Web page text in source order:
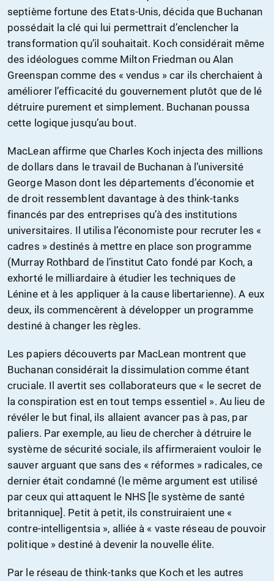
septième fortune des Etats-Unis, décida que Buchanan
possédait la clé qui lui permettrait d’enclencher la
transformation qu’il souhaitait. Koch considérait même
des idéologues comme Milton Friedman ou Alan
Greenspan comme des « vendus » car ils cherchaient à
améliorer l’efficacité du gouvernement plutôt que de lé
détruire purement et simplement. Buchanan poussa
cette logique jusqu’au bout.
MacLean affirme que Charles Koch injecta des millions
de dollars dans le travail de Buchanan à l’université
George Mason dont les départements d’économie et
de droit ressemblent davantage à des think-tanks
financés par des entreprises qu’à des institutions
universitaires. Il utilisa l’économiste pour recruter les «
cadres » destinés à mettre en place son programme
(Murray Rothbard de l’institut Cato fondé par Koch, a
exhorté le milliardaire à étudier les techniques de
Lénine et à les appliquer à la cause libertarienne). A eux
deux, ils commencèrent à développer un programme
destiné à changer les règles.
Les papiers découverts par MacLean montrent que
Buchanan considérait la dissimulation comme étant
cruciale. Il avertit ses collaborateurs que « le secret de
la conspiration est en tout temps essentiel ». Au lieu de
révéler le but final, ils allaient avancer pas à pas, par
paliers. Par exemple, au lieu de chercher à détruire le
système de sécurité sociale, ils affirmeraient vouloir le
sauver arguant que sans des « réformes » radicales, ce
dernier était condamné (le même argument est utilisé
par ceux qui attaquent le NHS [le système de santé
britannique]. Petit à petit, ils construiraient une «
contre-intelligentsia », alliée à « vaste réseau de pouvoir
politique » destiné à devenir la nouvelle élite.
Par le réseau de think-tanks que Koch et les autres